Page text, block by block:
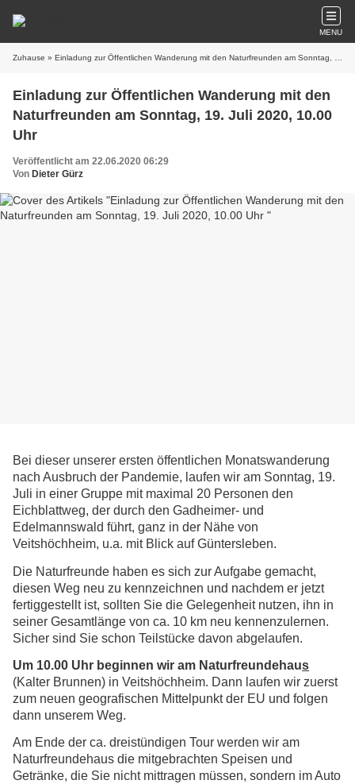
MENU
Zuhause » Einladung zur Öffentlichen Wanderung mit den Naturfreunden am Sonntag, 19. Juli 2020, 10.00 Uhr
Einladung zur Öffentlichen Wanderung mit den
Naturfreunden am Sonntag, 19. Juli 2020, 10.00
Uhr
Veröffentlicht am 22.06.2020 06:29
Von Dieter Gürz
Bei dieser unserer ersten öffentlichen Monatswanderung
nach Ausbruch der Pandemie, laufen wir am Sonntag, 19.
Juli in einer Gruppe mit maximal 20 Personen den
Eichblattweg, der durch den Gadheimer- und
Edelmannswald führt, ganz in der Nähe von
Veitshöchheim, u.a. mit Blick auf Güntersleben.
Die Naturfreunde haben es sich zur Aufgabe gemacht,
diesen Weg neu zu kennzeichnen und nachdem er jetzt
fertiggestellt ist, sollten Sie die Gelegenheit nutzen, ihn in
seiner Gesamtlänge von ca. 10 km neu kennenzulernen.
Sicher sind Sie schon Teilstücke davon abgelaufen.
Um 10.00 Uhr beginnen wir am Naturfreundehaus
(Kalter Brunnen) in Veitshöchheim. Dann laufen wir zuerst
zum neuen geografischen Mittelpunkt der EU und folgen
dann unserem Weg.
Am Ende der ca. dreistündigen Tour werden wir am
Naturfreundehaus die mitgebrachten Speisen und
Getränke, die Sie nicht mittragen müssen, sondern im Auto